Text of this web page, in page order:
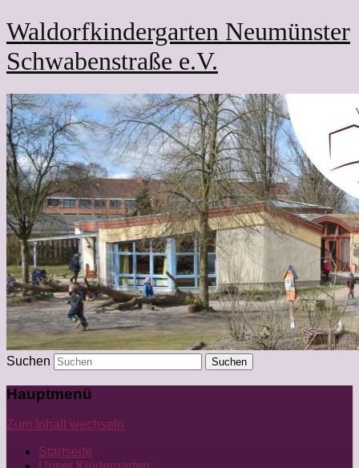
Waldorfkindergarten Neumünster
Schwabenstraße e.V.
Suchen
Hauptmenü
Zum Inhalt wechseln
Startseite